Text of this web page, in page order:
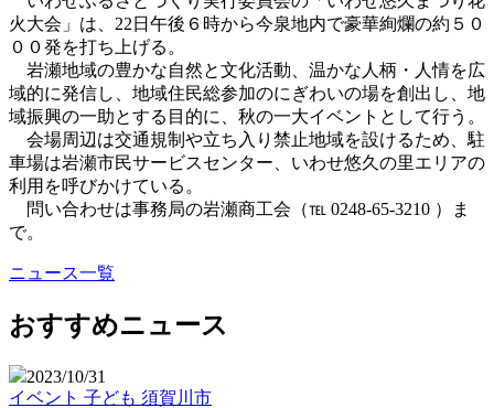
火大会」は、22日午後６時から今泉地内で豪華絢爛の約５０
００発を打ち上げる。
岩瀬地域の豊かな自然と文化活動、温かな人柄・人情を広
域的に発信し、地域住民総参加のにぎわいの場を創出し、地
域振興の一助とする目的に、秋の一大イベントとして行う。
会場周辺は交通規制や立ち入り禁止地域を設けるため、駐
車場は岩瀬市民サービスセンター、いわせ悠久の里エリアの
利用を呼びかけている。
問い合わせは事務局の岩瀬商工会（℡ 0248-65-3210 ）ま
で。
ニュース一覧
おすすめニュース
2023/10/31
イベント 子ども 須賀川市